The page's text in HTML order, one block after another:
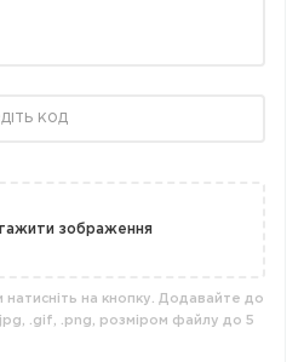
зображення
натисніть на кнопку. Додавайте до
.gif, .png, розміром файлу до 5